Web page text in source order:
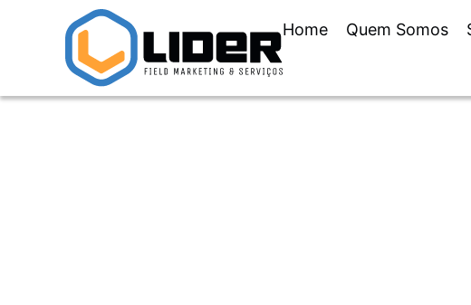
Home Quem Somos